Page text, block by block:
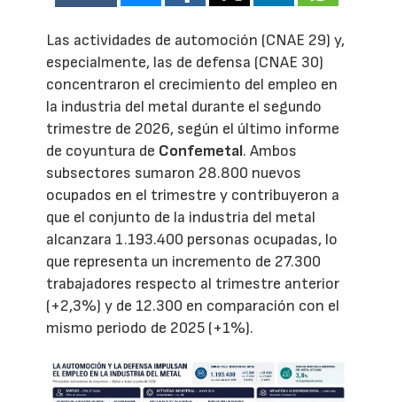
Las actividades de automoción (CNAE 29) y,
especialmente, las de defensa (CNAE 30)
concentraron el crecimiento del empleo en
la industria del metal durante el segundo
trimestre de 2026, según el último informe
de coyuntura de Confemetal. Ambos
subsectores sumaron 28.800 nuevos
ocupados en el trimestre y contribuyeron a
que el conjunto de la industria del metal
alcanzara 1.193.400 personas ocupadas, lo
que representa un incremento de 27.300
trabajadores respecto al trimestre anterior
(+2,3%) y de 12.300 en comparación con el
mismo periodo de 2025 (+1%).